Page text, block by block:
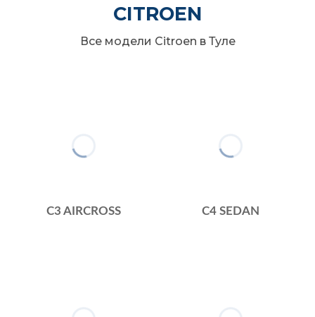
CITROEN
Все модели Citroen в Туле
C3 AIRCROSS C4 SEDAN